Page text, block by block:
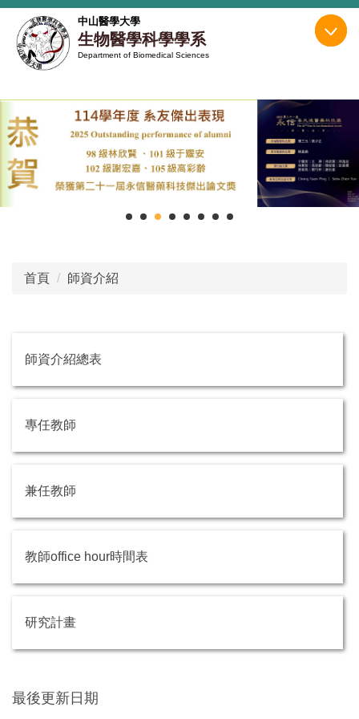
跳
到
主
區
中山醫學大學
生物醫學科學學系
Department of Biomedical Sciences
首頁 師資介紹
師資介紹總表
專任教師
兼任教師
教師office hour時間表
研究計畫
最後更新日期